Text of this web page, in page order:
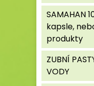
SAMAHAN
kapsle,
produkty
ZUBNÍ
VODY